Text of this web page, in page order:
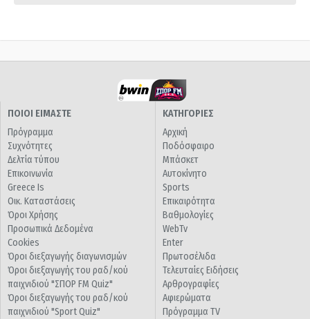
ΠΟΙΟΙ ΕΙΜΑΣΤΕ
Πρόγραμμα
Συχνότητες
Δελτία τύπου
Επικοινωνία
Greece Is
Οικ. Καταστάσεις
Όροι Χρήσης
Προσωπικά Δεδομένα
Cookies
Όροι διεξαγωγής διαγωνισμών
Όροι διεξαγωγής του ραδ/κού
παιχνιδιού "ΣΠΟΡ FM Quiz"
Όροι διεξαγωγής του ραδ/κού
παιχνιδιού "Sport Quiz"
ΚΑΤΗΓΟΡΙΕΣ
Αρχική
Ποδόσφαιρο
Μπάσκετ
Αυτοκίνητο
Sports
Επικαιρότητα
Βαθμολογίες
WebTv
Enter
Πρωτοσέλιδα
Τελευταίες Ειδήσεις
Αρθρογραφίες
Αφιερώματα
Πρόγραμμα TV